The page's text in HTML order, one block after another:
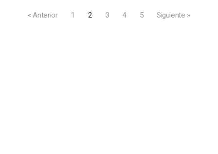
« Anterior 1 2 3 4 5 Siguiente »